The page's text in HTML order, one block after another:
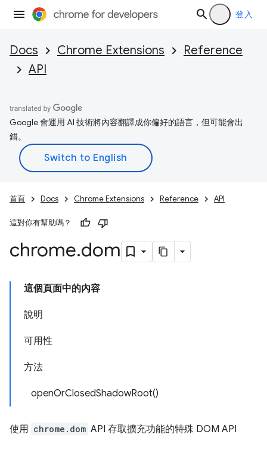
登入
Docs Chrome Extensions
Reference
API
Google 會運用 AI 技術將內容翻譯成你偏好的語言，但可能會出
錯。
首頁 Docs Chrome Extensions Reference API
這對你有幫助嗎？
chrome.dom
這個頁面中的內容
說明
可用性
方法
openOrClosedShadowRoot()
使用 chrome.dom API 存取擴充功能的特殊 DOM API